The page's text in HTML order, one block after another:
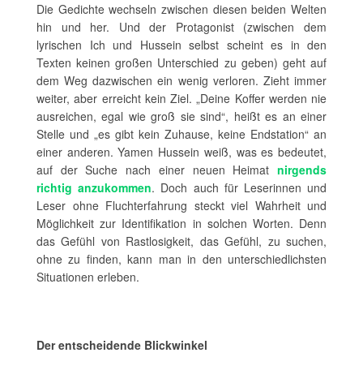
Die Gedichte wechseln zwischen diesen beiden Welten
hin und her. Und der Protagonist (zwischen dem
lyrischen Ich und Hussein selbst scheint es in den
Texten keinen großen Unterschied zu geben) geht auf
dem Weg dazwischen ein wenig verloren. Zieht immer
weiter, aber erreicht kein Ziel. „Deine Koffer werden nie
ausreichen, egal wie groß sie sind“, heißt es an einer
Stelle und „es gibt kein Zuhause, keine Endstation“ an
einer anderen. Yamen Hussein weiß, was es bedeutet,
auf der Suche nach einer neuen Heimat nirgends
richtig anzukommen. Doch auch für Leserinnen und
Leser ohne Fluchterfahrung steckt viel Wahrheit und
Möglichkeit zur Identifikation in solchen Worten. Denn
das Gefühl von Rastlosigkeit, das Gefühl, zu suchen,
ohne zu finden, kann man in den unterschiedlichsten
Situationen erleben.
Der entscheidende Blickwinkel